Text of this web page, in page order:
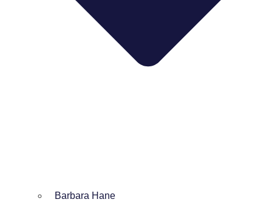
Barbara Hane